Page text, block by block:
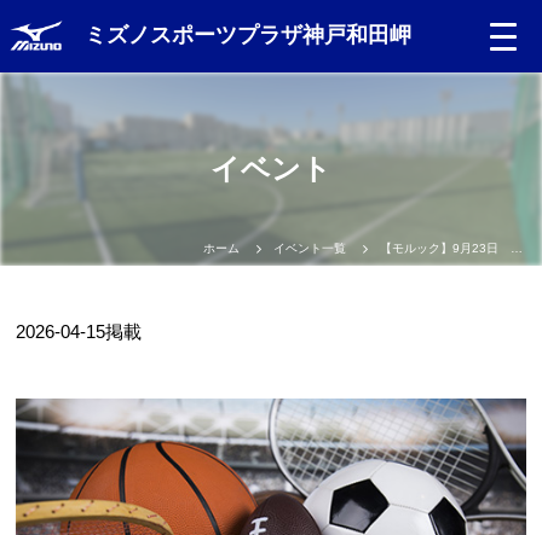
ミズノスポーツプラザ神戸和田岬
Language
日本語
English
한글
Portugues
イベント
ホーム イベント一覧
2026-04-15掲載